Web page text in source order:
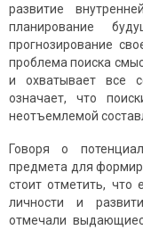
развитие
планирование
прогнозирование
проблема поиска
и охватывает все
означает, что
неотъемлемой
Говоря о
предмета для
стоит отметить, что
личности и
отмечали